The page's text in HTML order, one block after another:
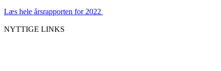
Læs hele årsrapporten for 2022
NYTTIGE LINKS